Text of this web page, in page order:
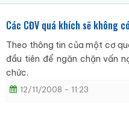
Các CĐV quá khích sẽ không
Theo thông tin của một cơ
đầu tiên để ngăn chặn vấn
chức.
12/11/2008 - 11:23